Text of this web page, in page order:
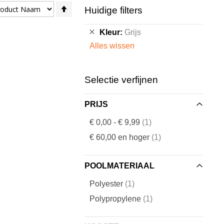
sorteren
Huidige filters
Kleur Grijs
Verwijder
dit
Alles wissen
Selectie verfijnen
PRIJS
€ 0,00- € 9,99 1artikel
€ 60,00en hoger 1artikel
POOLMATERIAAL
Polyester 1artikel
Polypropylene 1artikel